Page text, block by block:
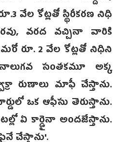
వేల కోట్లతో స్థిరీకరణ నిధి
వరద వచ్చినా వారికి
రూ. 2 వేల కోట్లతో నిధిని
సంతకమూ అక్క
రుణాలు మాఫీ చేస్తాను.
ఒక ఆఫీసు తెరుస్తాను.
ఏ కార్డైనా అందజేస్తాను.
చేస్తాను'.